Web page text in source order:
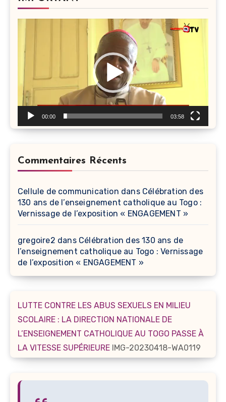
00:00 03:58
Commentaires Récents
Cellule de communication dans Célébration des
130 ans de l’enseignement catholique au Togo :
Vernissage de l’exposition « ENGAGEMENT »
gregoire2 dans Célébration des 130 ans de
l’enseignement catholique au Togo : Vernissage
de l’exposition « ENGAGEMENT »
LUTTE CONTRE LES ABUS SEXUELS EN MILIEU
SCOLAIRE : LA DIRECTION NATIONALE DE
L’ENSEIGNEMENT CATHOLIQUE AU TOGO PASSE À
LA VITESSE SUPÉRIEURE IMG-20230418-WA0119